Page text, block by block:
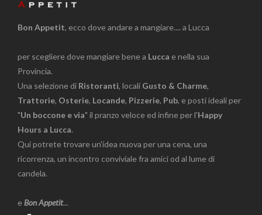
Bon Appetit, ecco dove andare a mangiare.... a Lucca
per scegliere dove mangiare bene a Lucca e nella sua
Provincia.
Una selezione di Ristoranti, locali Gusto & Charme,
Trattorie, Osterie, Locande, Pizzerie, Pub, e posti ideali per
"Un boccone e via" il pranzo veloce ed infine per l'Happy
Hours a Lucca.
Qui potrete trovare un'idea nuova per una cena, una
ricorrenza, un incontro conviviale fra amici od al lume di
candela.
e Bon Appetit...